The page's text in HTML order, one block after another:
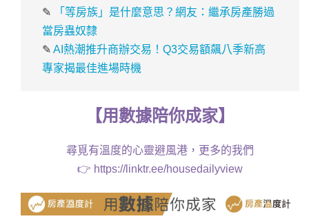
✎
「等房族」是什麼意思？網友：繼承房產勝過
當房蟲奴隸
✎AI熱潮推升商辦交易！Q3交易額飆八季新高
專家揭最佳進場時機
【用數據陪你成家】
尋覓有溫度的心靈避風港，更多的我們
👉 https://linktr.ee/housedailyview